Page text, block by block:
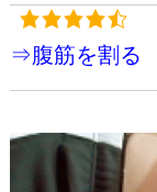
⇒腹筋を割る